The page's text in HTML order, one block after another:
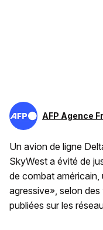
AFP Agence
Un avion de ligne
SkyWest a évité de
de combat
agressive», selon
publiées sur les